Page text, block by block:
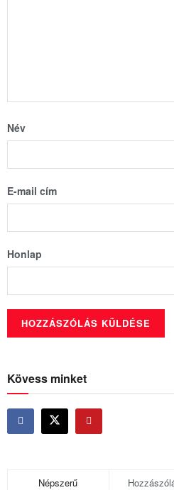
Név
E-mail cím
Honlap
Kövess minket
Népszerű